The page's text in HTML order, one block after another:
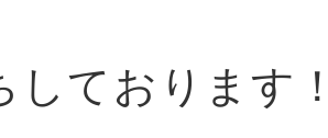
しております